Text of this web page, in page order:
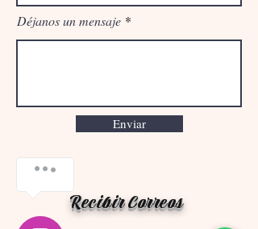
Déjanos un mensaje
Enviar
Recibir Correos